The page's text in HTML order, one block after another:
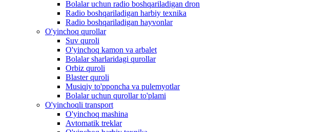
Bolalar uchun radio boshqariladigan dron
Radio boshqariladigan harbiy texnika
Radio boshqariladigan hayvonlar
O'yinchoq qurollar
Suv quroli
O'yinchoq kamon va arbalet
Bolalar sharlaridagi qurollar
Orbiz quroli
Blaster quroli
Musiqiy to'pponcha va pulemyotlar
Bolalar uchun qurollar to'plami
O'yinchoqli transport
O'yinchoq mashina
Avtomatik treklar